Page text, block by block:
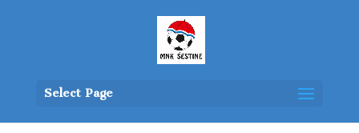
Select Page